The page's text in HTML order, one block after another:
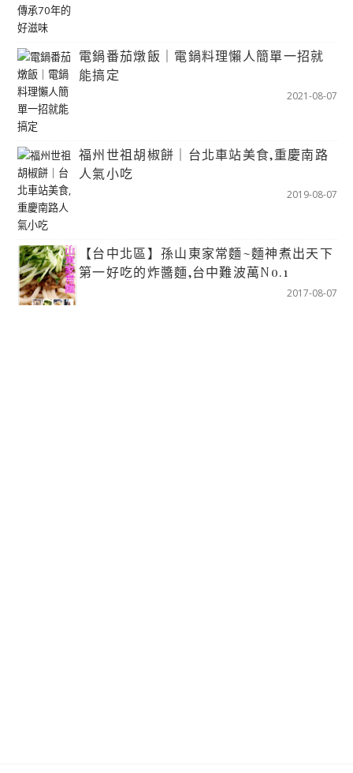
電鍋番茄燉飯｜電鍋料理懶人簡單一招就
能搞定
2021-08-07
福州世祖胡椒餅｜台北車站美食,重慶南路
人氣小吃
2019-08-07
【台中北區】孫山東家常麵~麵神煮出天下
第一好吃的炸醬麵,台中難波萬No.1
2017-08-07